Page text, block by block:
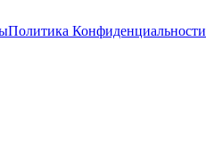
Политика Конфиденциальности